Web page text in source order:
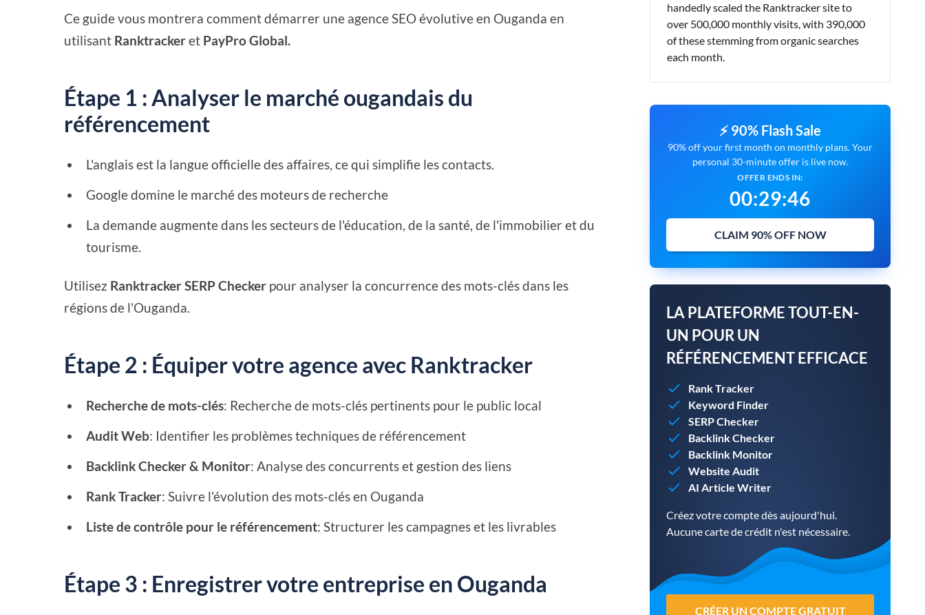
Ce guide vous montrera comment démarrer une agence SEO évolutive en Ouganda en
utilisant Ranktrackeret PayPro Global.
Étape 1 : Analyser le marché ougandais du
référencement
L'anglais est la langue officielle des affaires, ce qui simplifie les contacts.
Google domine le marché des moteurs de recherche
La demande augmente dans les secteurs de l'éducation, de la santé, de l'immobilier et du
tourisme.
Utilisez Ranktracker SERP Checker pour analyser la concurrence des mots-clés dans les
régions de l'Ouganda.
Étape 2 : Équiper votre agence avec Ranktracker
Recherche de mots-clés: Recherche de mots-clés pertinents pour le public local
Audit Web: Identifier les problèmes techniques de référencement
Backlink Checker & Monitor: Analyse des concurrents et gestion des liens
Rank Tracker: Suivre l'évolution des mots-clés en Ouganda
Liste de contrôle pour le référencement: Structurer les campagnes et les livrables
Étape 3 : Enregistrer votre entreprise en Ouganda
handedly scaled the Ranktracker site to
over 500,000 monthly visits, with 390,000
of these stemming from organic searches
each month.
⚡ 90% Flash Sale
90% off your first month on monthly plans. Your
personal 30-minute offer is live now.
OFFER ENDS IN:
00:29:45
CLAIM 90% OFF NOW
LA PLATEFORME TOUT-EN-
UN POUR UN
RÉFÉRENCEMENT EFFICACE
Rank Tracker
Keyword Finder
SERP Checker
Backlink Checker
Backlink Monitor
Website Audit
AI Article Writer
Créez votre compte dès aujourd'hui.
Aucune carte de crédit n'est nécessaire.
CRÉER UN COMPTE GRATUIT